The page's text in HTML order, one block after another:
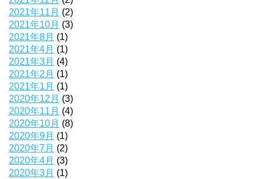
2021年11月 (2)
2021年10月 (3)
2021年8月 (1)
2021年4月 (1)
2021年3月 (4)
2021年2月 (1)
2021年1月 (1)
2020年12月 (3)
2020年11月 (4)
2020年10月 (8)
2020年9月 (1)
2020年7月 (2)
2020年4月 (3)
2020年3月 (1)